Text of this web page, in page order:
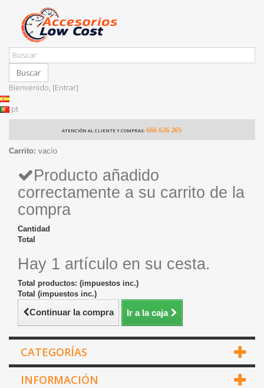
Buscar
Bienvenido, [Entrar]
pt
ATENCIÓN AL CLIENTE Y COMPRAS: 666 626 265
Carrito: vacío
Producto añadido
correctamente a su carrito de la
compra
Cantidad
Total
Hay 1 artículo en su cesta.
Total productos: (impuestos inc.)
Total (impuestos inc.)
Continuar la compra Ir a la caja
CATEGORÍAS
INFORMACIÓN